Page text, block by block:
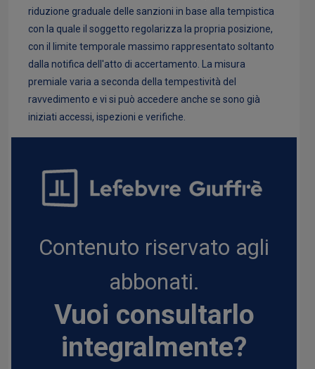
riduzione graduale delle sanzioni in base alla tempistica
con la quale il soggetto regolarizza la propria posizione,
con il limite temporale massimo rappresentato soltanto
dalla notifica dell'atto di accertamento. La misura
premiale varia a seconda della tempestività del
ravvedimento e vi si può accedere anche se sono già
iniziati accessi, ispezioni e verifiche.
Contenuto riservato agli
abbonati.
Vuoi consultarlo
integralmente?